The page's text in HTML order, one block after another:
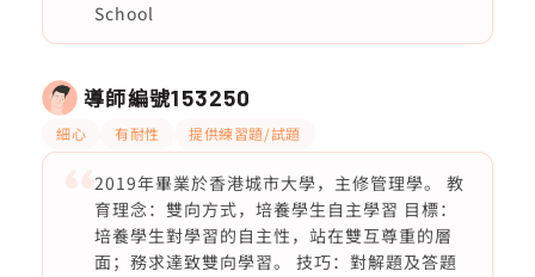
School
導師編號153250
細心 有耐性 提供練習題/試題
2019年畢業於香港城市大學，主修管理學。 教
育理念：雙向方式，培養學生自主學習 目標：
培養學生對學習的自主性，站在雙互尊重的層
面；務求達致雙向學習。 技巧：對解題及答題